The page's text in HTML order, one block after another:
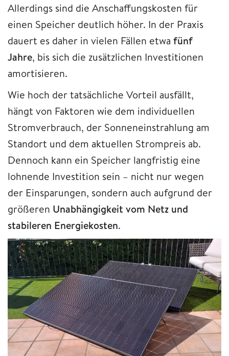
Allerdings sind die Anschaffungskosten für
einen Speicher deutlich höher. In der Praxis
dauert es daher in vielen Fällen etwa fünf
Jahre, bis sich die zusätzlichen Investitionen
amortisieren.
Wie hoch der tatsächliche Vorteil ausfällt,
hängt von Faktoren wie dem individuellen
Stromverbrauch, der Sonneneinstrahlung am
Standort und dem aktuellen Strompreis ab.
Dennoch kann ein Speicher langfristig eine
lohnende Investition sein – nicht nur wegen
der Einsparungen, sondern auch aufgrund der
größeren Unabhängigkeit vom Netz und
stabileren Energiekosten.